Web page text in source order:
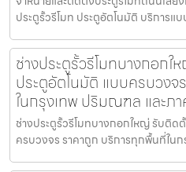
ประตูรั้วรีโมท ประตูอัตโนมัติ บริการแ
ช่างประตูรั้วรีโมทบางกอก
ประตูอัตโนมัติ แบบครบวง
ในกรุงเทพ ปริมณฑล และภ
ช่างประตูรั้วรีโมทบางกอกใหญ่ รับติด
ครบวงจร ราคาถูก บริการทุกพื้นที่ใน